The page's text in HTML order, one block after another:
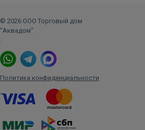
© 2026 ООО Торговый дом
"Аквадом".
.
Политика конфиденциальности